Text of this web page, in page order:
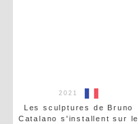
2021
Les sculptures de Bruno
Catalano s'installent sur le